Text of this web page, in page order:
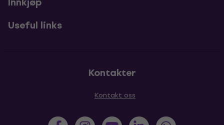
Useful links
Kontakter
Kontakt oss